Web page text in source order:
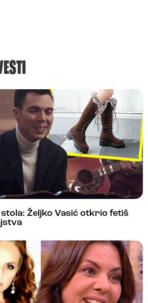
Željko Vasić otkrio fetiš